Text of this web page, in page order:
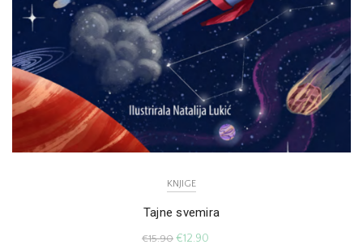
KNJIGE
Tajne svemira
€15.90 €12.90